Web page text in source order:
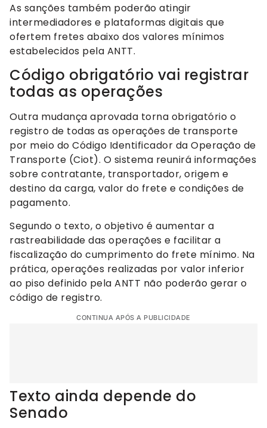
As sanções também poderão atingir
intermediadores e plataformas digitais que
ofertem fretes abaixo dos valores mínimos
estabelecidos pela ANTT.
Código obrigatório vai registrar
todas as operações
Outra mudança aprovada torna obrigatório o
registro de todas as operações de transporte
por meio do Código Identificador da Operação de
Transporte (Ciot). O sistema reunirá informações
sobre contratante, transportador, origem e
destino da carga, valor do frete e condições de
pagamento.
Segundo o texto, o objetivo é aumentar a
rastreabilidade das operações e facilitar a
fiscalização do cumprimento do frete mínimo. Na
prática, operações realizadas por valor inferior
ao piso definido pela ANTT não poderão gerar o
código de registro.
CONTINUA APÓS A PUBLICIDADE
Texto ainda depende do
Senado